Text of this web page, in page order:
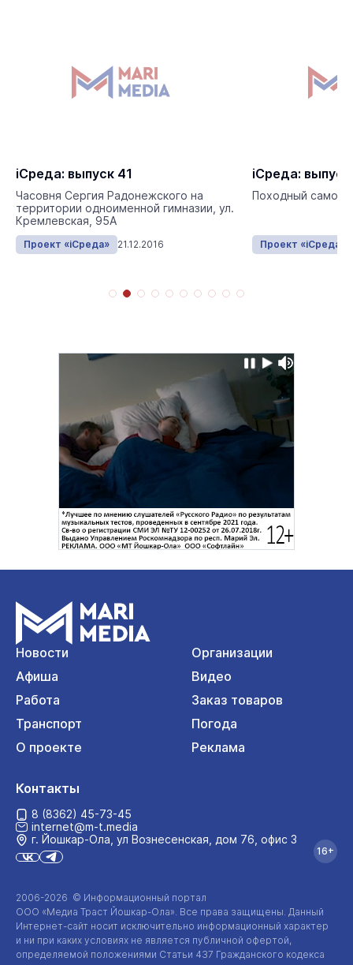
iСреда: выпуск 41
Часовня Сергия Радонежского на
территории одноименной гимназии, ул.
Кремлевская, 95А
Проект «iСреда» 21.12.2016
iСреда:
Походный
Проект «iСреда»
Новости
Организации
Афиша
Видео
Работа
Заказ товаров
Транспорт
Погода
О проекте
Реклама
2006-2026 © Информационный портал
ООО «Медиа Траст Йошкар-Ола». Все права защищены. Данный
Интернет-сайт носит исключительно информационный характер
и ни при каких условиях не является публичной офертой,
определяемой положениями Статьи 437 Гражданского кодекса
Контакты
8 (8362) 45-73-45
internet@m-t.media
г. Йошкар‑Ола, ул Вознесенская, дом 76, офис 3
16+